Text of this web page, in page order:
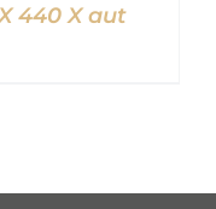
440 X aut